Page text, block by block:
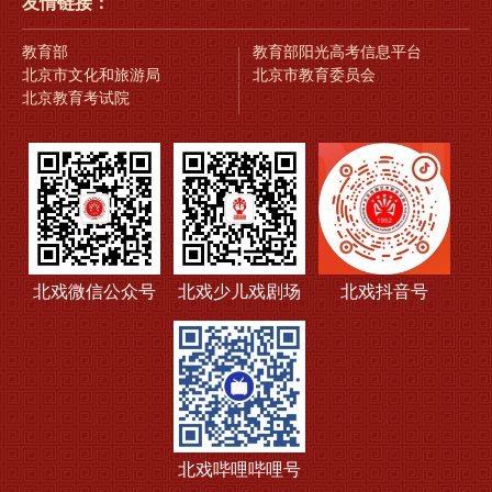
教育部
北京市文化和旅游局
教育部阳光高考信息平台
北京市教育委员会
北京教育考试院
北戏微信公众号 北戏少儿戏剧场 北戏抖音号
北戏哔哩哔哩号